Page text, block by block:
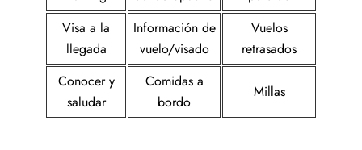
Visa a la
llegada
Información de
vuelo/visado
Vuelos
retrasados
Conocer y
saludar
Comidas a
bordo
Millas